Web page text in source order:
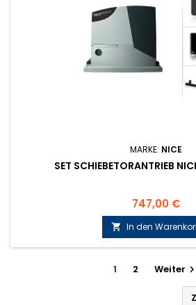
MARKE: NICE
SET SCHIEBETORANTRIEB
Preis
747,00 €
 In den
1 2 Weiter 